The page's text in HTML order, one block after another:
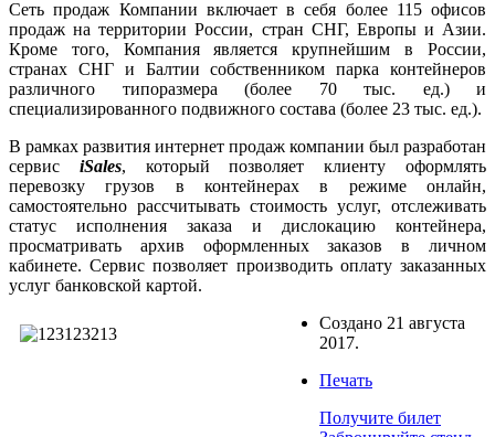
Сеть продаж Компании включает в себя более 115 офисов
продаж на территории России, стран СНГ, Европы и Азии.
Кроме того, Компания является крупнейшим в России,
странах СНГ и Балтии собственником парка контейнеров
различного типоразмера (более 70 тыс. ед.) и
специализированного подвижного состава (более 23 тыс. ед.).
В рамках развития интернет продаж компании был разработан
сервис iSales, который позволяет клиенту оформлять
перевозку грузов в контейнерах в режиме онлайн,
самостоятельно рассчитывать стоимость услуг, отслеживать
статус исполнения заказа и дислокацию контейнера,
просматривать архив оформленных заказов в личном
кабинете. Сервис позволяет производить оплату заказанных
услуг банковской картой.
Создано 21 августа
2017.
Печать
Получите билет